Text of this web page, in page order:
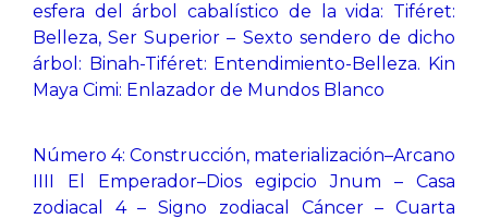
esfera del árbol cabalístico de la vida: Tiféret:
Belleza, Ser Superior – Sexto sendero de dicho
árbol: Binah-Tiféret: Entendimiento-Belleza. Kin
Maya Cimi: Enlazador de Mundos Blanco
Número 4: Construcción, materialización–Arcano
IIII El Emperador–Dios egipcio Jnum – Casa
zodiacal 4 – Signo zodiacal Cáncer – Cuarta